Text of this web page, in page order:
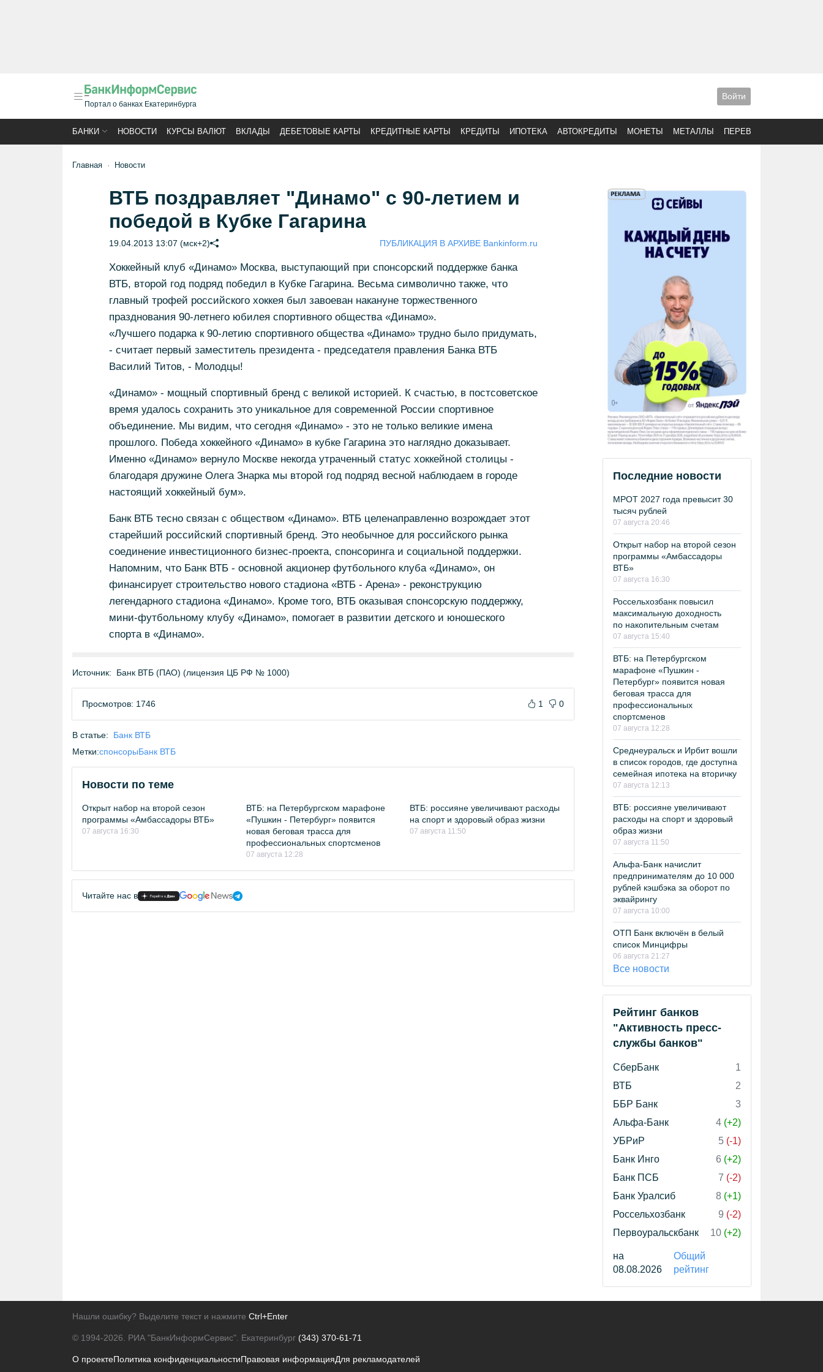
Портал о банках Екатеринбурга
Войти
БАНКИ НОВОСТИ КУРСЫ ВАЛЮТ ВКЛАДЫ ДЕБЕТОВЫЕ КАРТЫ КРЕДИТНЫЕ КАРТЫ КРЕДИТЫ ИПОТЕКА АВТОКРЕДИТЫ МОНЕТЫ МЕТАЛЛЫ ПЕРЕВОДЫ
Главная Новости
ВТБ поздравляет "Динамо" с 90-летием и
победой в Кубке Гагарина
19.04.2013 13:07 (мск+2) ПУБЛИКАЦИЯ В АРХИВЕ Bankinform.ru
Хоккейный клуб «Динамо» Москва, выступающий при спонсорский поддержке банка
ВТБ, второй год подряд победил в Кубке Гагарина. Весьма символично также, что
главный трофей российского хоккея был завоеван накануне торжественного
празднования 90-летнего юбилея спортивного общества «Динамо».
«Лучшего подарка к 90-летию спортивного общества «Динамо» трудно было придумать,
- считает первый заместитель президента - председателя правления Банка ВТБ
Василий Титов, - Молодцы!
«Динамо» - мощный спортивный бренд с великой историей. К счастью, в постсоветское
время удалось сохранить это уникальное для современной России спортивное
объединение. Мы видим, что сегодня «Динамо» - это не только великие имена
прошлого. Победа хоккейного «Динамо» в кубке Гагарина это наглядно доказывает.
Именно «Динамо» вернуло Москве некогда утраченный статус хоккейной столицы -
благодаря дружине Олега Знарка мы второй год подряд весной наблюдаем в городе
настоящий хоккейный бум».
Банк ВТБ тесно связан с обществом «Динамо». ВТБ целенаправленно возрождает этот
старейший российский спортивный бренд. Это необычное для российского рынка
соединение инвестиционного бизнес-проекта, спонсоринга и социальной поддержки.
Напомним, что Банк ВТБ - основной акционер футбольного клуба «Динамо», он
финансирует строительство нового стадиона «ВТБ - Арена» - реконструкцию
легендарного стадиона «Динамо». Кроме того, ВТБ оказывая спонсорскую поддержку,
мини-футбольному клубу «Динамо», помогает в развитии детского и юношеского
спорта в «Динамо».
Источник: Банк ВТБ (ПАО) (лицензия ЦБ РФ № 1000)
Просмотров: 1746 1 0
В статье:
Банк ВТБ
Метки:спонсорыБанк ВТБ
Новости по теме
Открыт набор на второй сезон
программы «Амбассадоры ВТБ»
07 августа 16:30
ВТБ: на Петербургском марафоне
«Пушкин - Петербург» появится
новая беговая трасса для
профессиональных спортсменов
07 августа 12:28
ВТБ: россияне увеличивают расходы
на спорт и здоровый образ жизни
07 августа 11:50
Читайте нас в
Последние новости
МРОТ 2027 года превысит 30
тысяч рублей
07 августа 20:46
Открыт набор на второй сезон
программы «Амбассадоры
ВТБ»
07 августа 16:30
Россельхозбанк повысил
максимальную доходность
по накопительным счетам
07 августа 15:40
ВТБ: на Петербургском
марафоне «Пушкин -
Петербург» появится новая
беговая трасса для
профессиональных
спортсменов
07 августа 12:28
Среднеуральск и Ирбит вошли
в список городов, где доступна
семейная ипотека на вторичку
07 августа 12:13
ВТБ: россияне увеличивают
расходы на спорт и здоровый
образ жизни
07 августа 11:50
Альфа-Банк начислит
предпринимателям до 10 000
рублей кэшбэка за оборот по
эквайрингу
07 августа 10:00
ОТП Банк включён в белый
список Минцифры
06 августа 21:27
Все новости
Рейтинг банков
"Активность пресс-
службы банков"
СберБанк
1
ВТБ
2
ББР Банк
3
Альфа-Банк
4 (+2)
УБРиР
5 (-1)
Банк Инго
6 (+2)
Банк ПСБ
7 (-2)
Банк Уралсиб
8 (+1)
Россельхозбанк
9 (-2)
Первоуральскбанк
10 (+2)
на
08.08.2026
Общий
рейтинг
Нашли ошибку? Выделите текст и нажмите Ctrl+Enter
© 1994-2026. РИА "БанкИнформСервис". Екатеринбург (343) 370-61-71
О проектеПолитика конфиденциальностиПравовая информацияДля рекламодателей